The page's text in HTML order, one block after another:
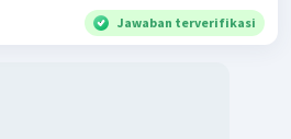
Jawaban terverifikasi